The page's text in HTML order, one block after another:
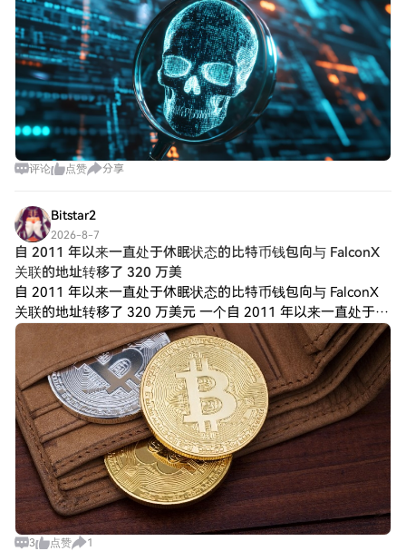
评论 点赞 分享
Bitstar2
2026-8-7
自 2011 年以来一直处于休眠状态的比特币钱包向与 FalconX
关联的地址转移了 320 万美
自 2011 年以来一直处于休眠状态的比特币钱包向与 FalconX
关联的地址转移了 320 万美元 一个自 2011 年以来一直处于休
眠状态的比特币钱包于周四转移了近 50 个比特币，价值约 32
3 点赞 1